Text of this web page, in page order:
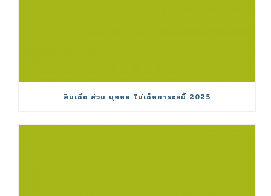
สินเชื่อ ส่วน บุคคล ไม่เช็คภาระหนี้ 2025